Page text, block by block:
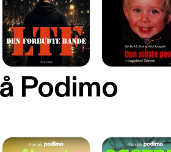
Podimo